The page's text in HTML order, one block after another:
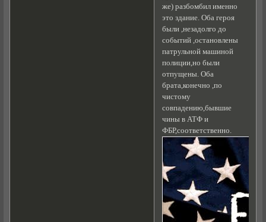
же) разбомбил именно
это здание. Оба героя
были ,незадолго до
событий ,остановлены
патрульной машиной
полиции,но были
отпущены. Оба
брата,конечно ,по
чистому
совпадению,бывшие
чины в АТФ и
ФБР,соответственно.